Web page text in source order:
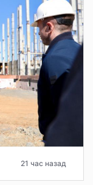
21 час назад